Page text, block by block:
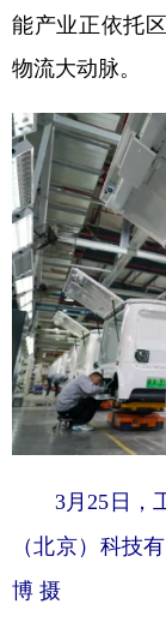
浙江
山东
广东
四川
陕西
新疆
English
能产业正依托
物流大动脉。
3月25日，工
（北京）科技
博 摄